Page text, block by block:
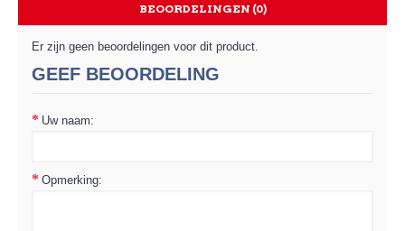
BEOORDELINGEN (0)
Er zijn geen beoordelingen voor dit product.
GEEF BEOORDELING
Uw naam:
Opmerking: